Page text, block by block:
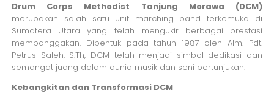
Drum Corps Methodist Tanjung Morawa (DCM)
merupakan salah satu unit marching band terkemuka di
Sumatera Utara yang telah mengukir berbagai prestasi
membanggakan. Dibentuk pada tahun 1987 oleh Alm. Pdt.
Petrus Saleh, S.Th, DCM telah menjadi simbol dedikasi dan
semangat juang dalam dunia musik dan seni pertunjukan.
Kebangkitan dan Transformasi DCM